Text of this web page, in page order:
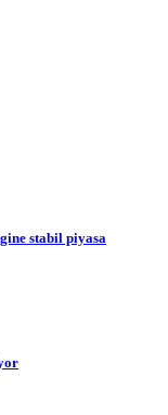
stabil piyasa